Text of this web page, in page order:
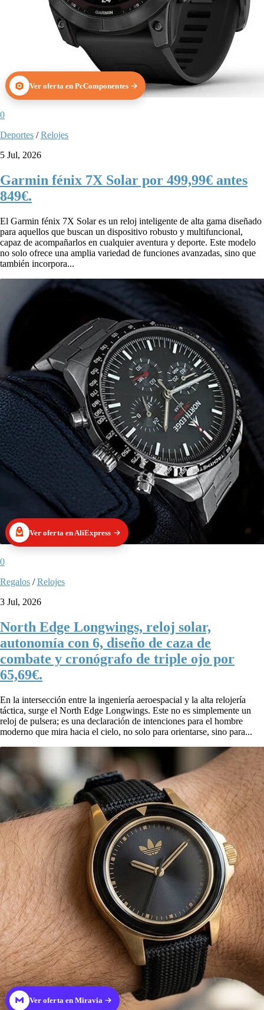
Ver oferta en PcComponentes
0
Deportes /Relojes
5 Jul, 2026
Garmin fénix ​​7X Solar por 499,99€ antes
849€.
El Garmin fénix 7X Solar es un reloj inteligente de alta gama diseñado
para aquellos que buscan un dispositivo robusto y multifuncional,
capaz de acompañarlos en cualquier aventura y deporte. Este modelo
no solo ofrece una amplia variedad de funciones avanzadas, sino que
también incorpora...
Ver oferta en AliExpress
0
Regalos /Relojes
3 Jul, 2026
North Edge Longwings, reloj solar,
autonomía con 6, diseño de caza de
combate y cronógrafo de triple ojo por
65,69€.
En la intersección entre la ingeniería aeroespacial y la alta relojería
táctica, surge el North Edge Longwings. Este no es simplemente un
reloj de pulsera; es una declaración de intenciones para el hombre
moderno que mira hacia el cielo, no solo para orientarse, sino para...
Ver oferta en Miravia